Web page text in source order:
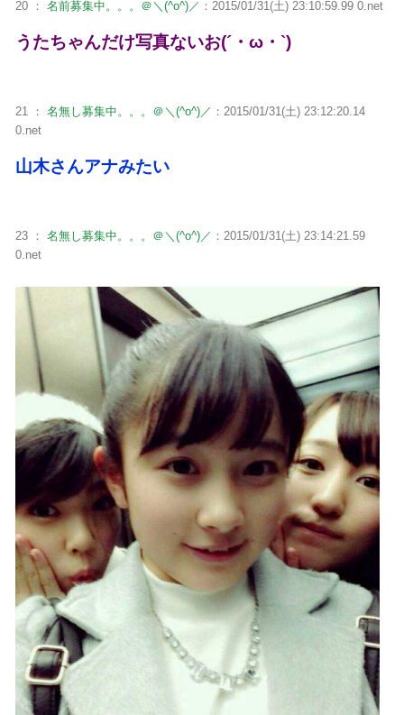
20 ： 名前募集中。。。＠＼(^o^)／ ：2015/01/31(土) 23:10:59.99 0.net
うたちゃんだけ写真ないお(´・ω・`)
21 ： 名無し募集中。。。＠＼(^o^)／ ：2015/01/31(土) 23:12:20.14
0.net
山木さんアナみたい
23 ： 名無し募集中。。。＠＼(^o^)／ ：2015/01/31(土) 23:14:21.59
0.net